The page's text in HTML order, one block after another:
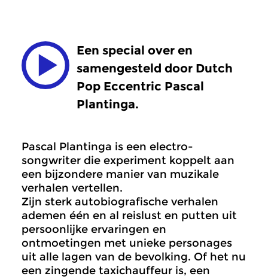
Een special over en
samengesteld door Dutch
Pop Eccentric Pascal
Plantinga.
Pascal Plantinga is een electro-
songwriter die experiment koppelt aan
een bijzondere manier van muzikale
verhalen vertellen.
Zijn sterk autobiografische verhalen
ademen één en al reislust en putten uit
persoonlijke ervaringen en
ontmoetingen met unieke personages
uit alle lagen van de bevolking. Of het nu
een zingende taxichauffeur is, een